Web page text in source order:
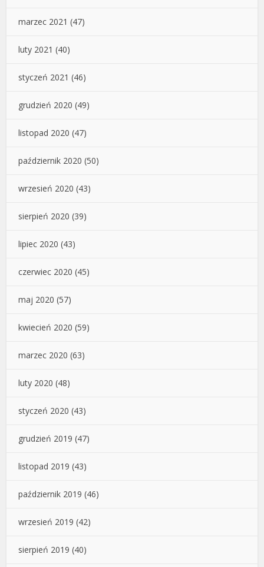
marzec 2021 (47)
luty 2021 (40)
styczeń 2021 (46)
grudzień 2020 (49)
listopad 2020 (47)
październik 2020 (50)
wrzesień 2020 (43)
sierpień 2020 (39)
lipiec 2020 (43)
czerwiec 2020 (45)
maj 2020 (57)
kwiecień 2020 (59)
marzec 2020 (63)
luty 2020 (48)
styczeń 2020 (43)
grudzień 2019 (47)
listopad 2019 (43)
październik 2019 (46)
wrzesień 2019 (42)
sierpień 2019 (40)